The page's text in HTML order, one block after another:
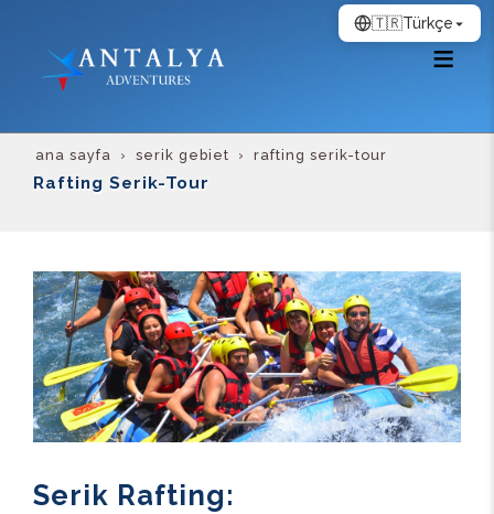
ana sayfa serik gebiet rafting serik-tour
Rafting Serik-Tour
Serik Rafting:
🇹🇷Türkçe